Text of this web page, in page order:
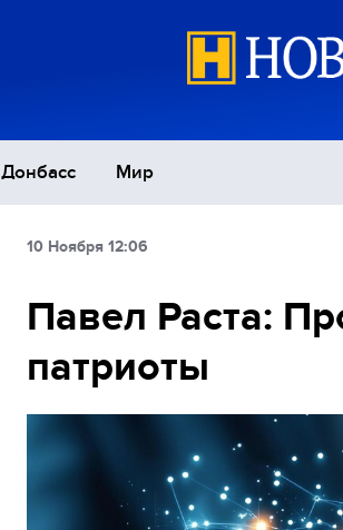
Донбасс Мир
Экономика
10 Ноября 12:06
Павел Раста:
патриоты